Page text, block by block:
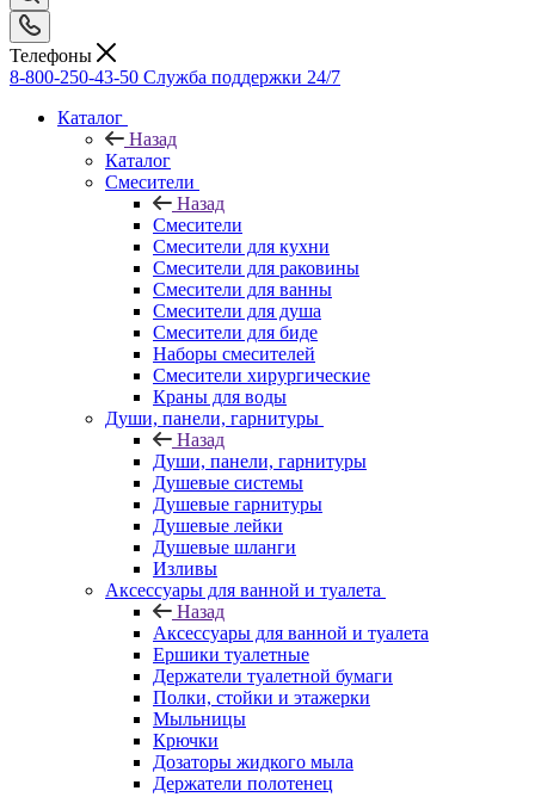
Телефоны
8-800-250-43-50 Служба поддержки 24/7
Каталог
Назад
Каталог
Смесители
Назад
Смесители
Смесители для кухни
Смесители для раковины
Смесители для ванны
Смесители для душа
Смесители для биде
Наборы смесителей
Смесители хирургические
Краны для воды
Души, панели, гарнитуры
Назад
Души, панели, гарнитуры
Душевые системы
Душевые гарнитуры
Душевые лейки
Душевые шланги
Изливы
Аксессуары для ванной и туалета
Назад
Аксессуары для ванной и туалета
Ершики туалетные
Держатели туалетной бумаги
Полки, стойки и этажерки
Мыльницы
Крючки
Дозаторы жидкого мыла
Держатели полотенец